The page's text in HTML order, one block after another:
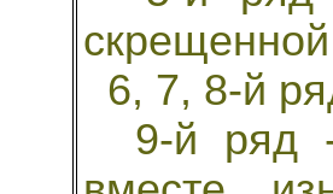
6, 7, 8-й
9-й ряд -